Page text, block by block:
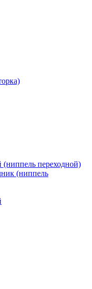
(ниппель переходной)
(ниппель